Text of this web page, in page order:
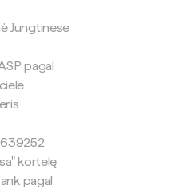
Jungtinėse
pagal
kortelę
pagal